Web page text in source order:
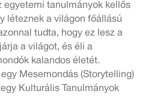
egyetemi tanulmányok kellős
léteznek a világon főállású
tudta, hogy ez lesz a
a világot, és éli a
kalandos életét.
Mesemondás (Storytelling)
Kulturális Tanulmányok